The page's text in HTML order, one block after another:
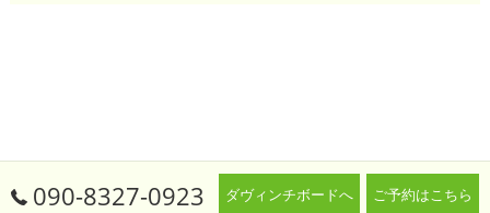
090-8327-0923 ダヴィンチボードへ ご予約はこちら